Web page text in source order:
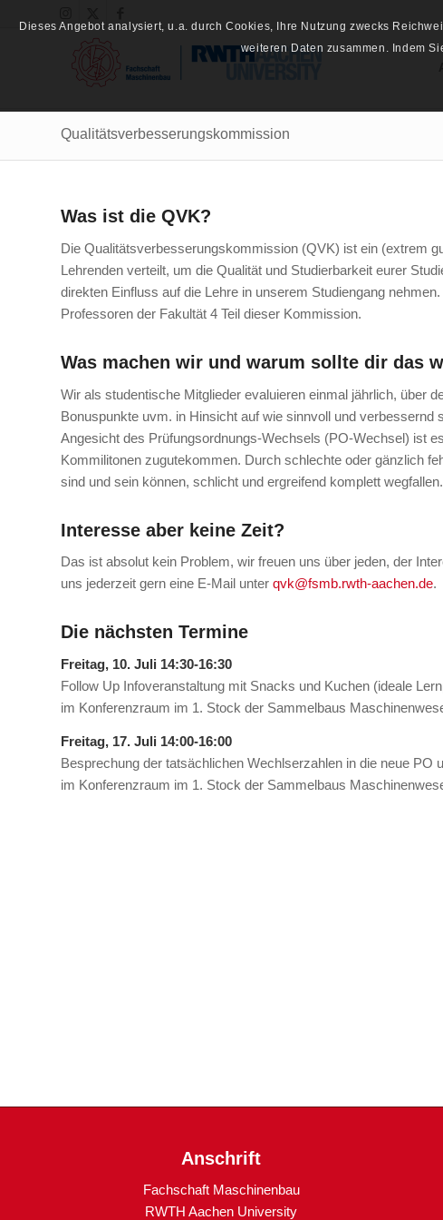
Qualitätsverbesserungskommission
Was ist die QVK?
Die Qualitätsverbesserungskommission (QVK) ist ein (extrem
Lehrenden verteilt, um die Qualität und Studierbarkeit eurer
direkten Einfluss auf die Lehre in unserem Studiengang
Professoren der Fakultät 4 Teil dieser Kommission.
Was machen wir und warum sollte dir das
Wir als studentische Mitglieder evaluieren einmal jährlich, über
Bonuspunkte uvm. in Hinsicht auf wie sinnvoll und
Angesicht des Prüfungsordnungs-Wechsels (PO-Wechsel) ist
Kommilitonen zugutekommen. Durch schlechte oder gänzlich
sind und sein können, schlicht und ergreifend komplett
Interesse aber keine Zeit?
Das ist absolut kein Problem, wir freuen uns über jeden, der
uns jederzeit gern eine E-Mail unter qvk@fsmb.rwth-aachen.de.
Die nächsten Termine
Freitag, 10. Juli 14:30-16:30
Follow Up Infoveranstaltung mit Snacks und Kuchen (ideale
im Konferenzraum im 1. Stock der Sammelbaus
Freitag, 17. Juli 14:00-16:00
Besprechung der tatsächlichen Wechlserzahlen in die neue PO
im Konferenzraum im 1. Stock der Sammelbaus
Anschrift
Fachschaft Maschinenbau
RWTH Aachen University
Dieses Angebot analysiert, u.a. durch Cookies, Ihre Nutzung zwecks
weiteren Daten zusammen. Indem